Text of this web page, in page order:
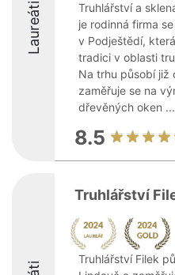
Laureáti
Truhlářství a
je rodinná firma
v Podještědí,
tradici v oblasti
Na trhu působí již
zaměřuje se na
dřevěných oken ...
8.5
Truhlářství
Truhlářství Filek